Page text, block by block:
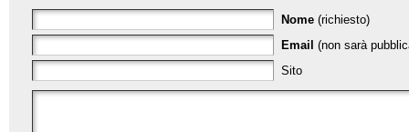
Nome (richiesto)
Email (non sarà
Sito